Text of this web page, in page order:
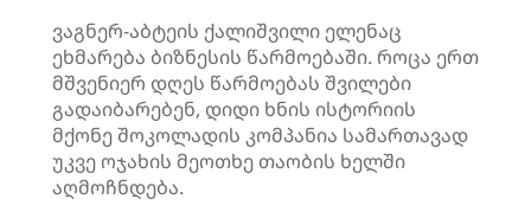
ვაგნერ-აბტეის ქალიშვილი ელენაც
ეხმარება ბიზნესის წარმოებაში. როცა ერთ
მშვენიერ დღეს წარმოებას შვილები
გადაიბარებენ, დიდი ხნის ისტორიის
მქონე შოკოლადის კომპანია სამართავად
უკვე ოჯახის მეოთხე თაობის ხელში
აღმოჩნდება.